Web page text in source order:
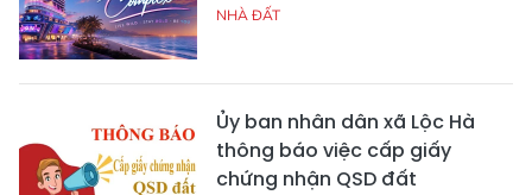
NHÀ ĐẤT
Ủy ban nhân dân xã Lộc Hà
thông báo việc cấp giấy
chứng nhận QSD đất